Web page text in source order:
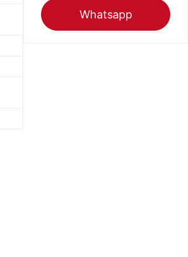
Whatsapp